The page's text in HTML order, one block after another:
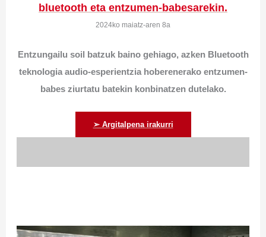
bluetooth eta entzumen-babesarekin.
2024ko maiatz-aren 8a
Entzungailu soil batzuk baino gehiago, azken Bluetooth
teknologia audio-esperientzia hoberenerako entzumen-
babes ziurtatu batekin konbinatzen dutelako.
➢ Argitalpena irakurri